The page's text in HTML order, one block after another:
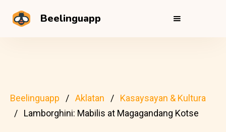
Beelinguapp
Beelinguapp Aklatan
Kasaysayan & Kultura
Lamborghini: Mabilis at Magagandang Kotse